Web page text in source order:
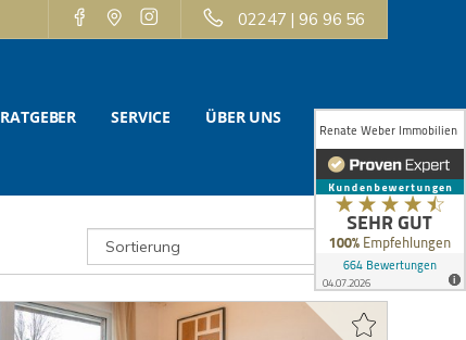
02247 | 96 96 56
RATGEBER SERVICE ÜBER UNS KONTAKT